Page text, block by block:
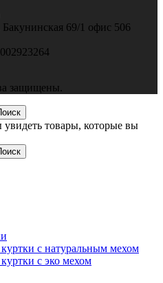
69/1 офис 506
защищены.
увидеть товары, которые вы
с натуральным мехом
с эко мехом